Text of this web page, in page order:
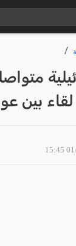
بين